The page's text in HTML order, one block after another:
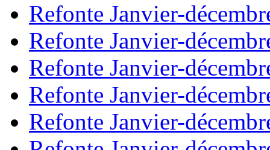
Refonte Janvier-
Refonte Janvier-
Refonte Janvier-
Refonte Janvier-
Refonte Janvier-